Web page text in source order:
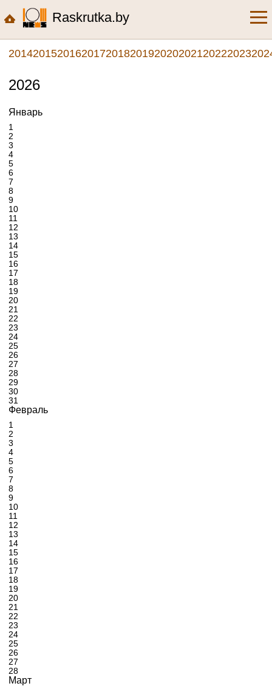
Raskrutka.by
2014201520162017201820192020202120222023
2026
Январь
1
2
3
4
5
6
7
8
9
10
11
12
13
14
15
16
17
18
19
20
21
22
23
24
25
26
27
28
29
30
31
Февраль
1
2
3
4
5
6
7
8
9
10
11
12
13
14
15
16
17
18
19
20
21
22
23
24
25
26
27
28
Март